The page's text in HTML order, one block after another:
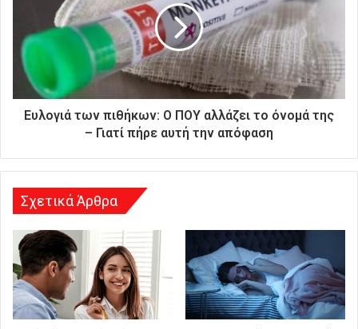
σ
Ευλογιά των πιθήκων: Ο ΠΟΥ αλλάζει το όνομά της
– Γιατί πήρε αυτή την απόφαση
Σχετικά Άρθρα